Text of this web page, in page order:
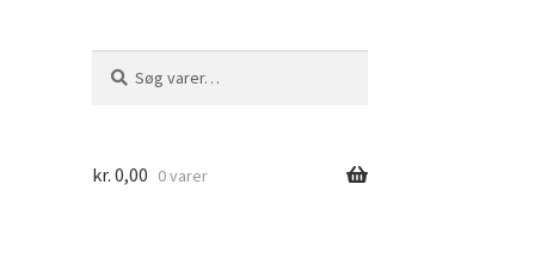
efter:
kr. 0,00 0 varer